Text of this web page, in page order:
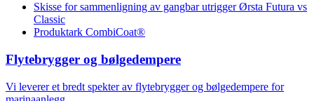
Skisse for sammenligning av gangbar utrigger Ørsta Futura vs
Classic
Produktark CombiCoat®
Flytebrygger og bølgedempere
Vi leverer et bredt spekter av flytebrygger og bølgedempere for